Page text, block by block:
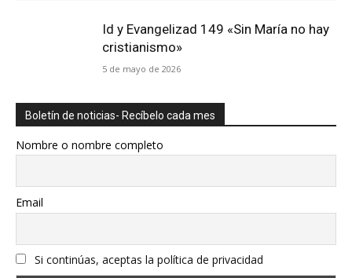
Id y Evangelizad 149 «Sin María no hay
cristianismo»
5 de mayo de 2026
Boletín de noticias- Recíbelo cada mes
Nombre o nombre completo
Email
Si continúas, aceptas la política de privacidad